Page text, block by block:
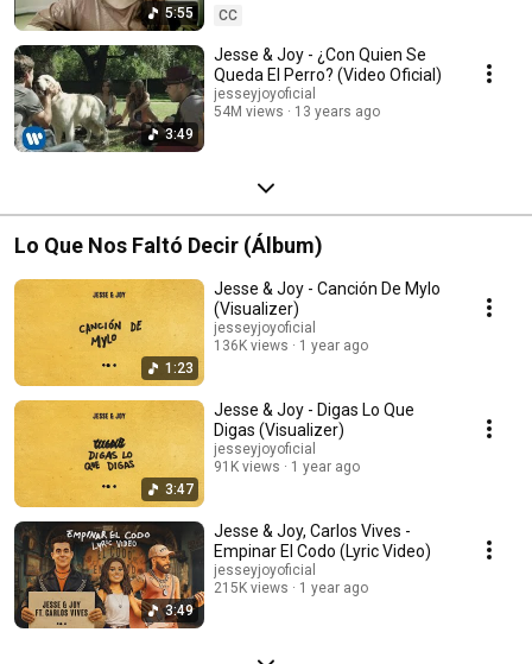
5:55
CC
3:49
Jesse & Joy - ¿Con Quien Se
Queda El Perro? (Video Oficial)
jesseyjoyoficial
54M views
13 years ago
Lo Que Nos Faltó Decir (Álbum)
1:23
Jesse & Joy - Canción De Mylo
(Visualizer)
jesseyjoyoficial
136K views
1 year ago
3:47
Jesse & Joy - Digas Lo Que
Digas (Visualizer)
jesseyjoyoficial
91K views
1 year ago
3:49
Jesse & Joy, Carlos Vives -
Empinar El Codo (Lyric Video)
jesseyjoyoficial
215K views
1 year ago